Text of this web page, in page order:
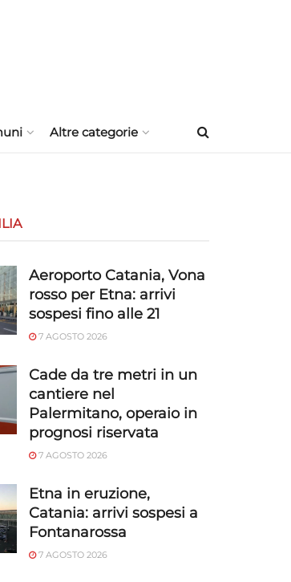
Altre categorie
Aeroporto Catania, Vona
rosso per Etna: arrivi
sospesi fino alle 21
7 AGOSTO 2026
Cade da tre metri in un
cantiere nel
Palermitano, operaio in
prognosi riservata
7 AGOSTO 2026
Etna in eruzione,
Catania: arrivi sospesi a
Fontanarossa
7 AGOSTO 2026